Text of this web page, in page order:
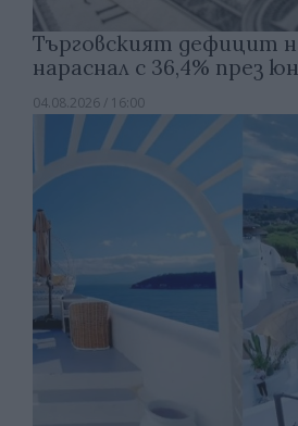
Търговският дефицит
нараснал с 36,4% през
04.08.2026 / 16:00